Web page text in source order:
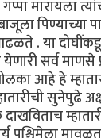
मारायला
पिण्याच्या
. या
सर्व माणसे
आहे हे
सुनेपुढे